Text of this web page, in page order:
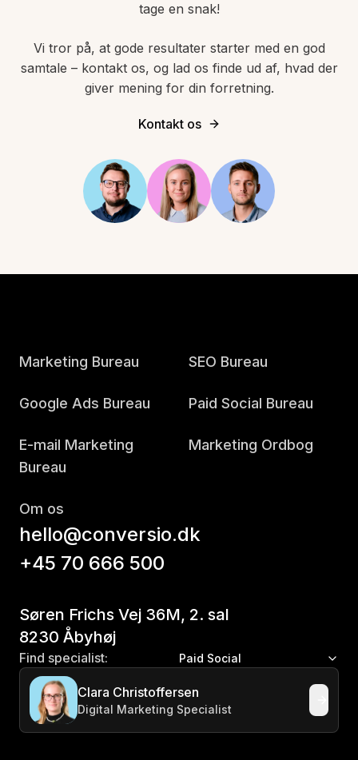
tage en snak!
Vi tror på, at gode resultater starter med en god
samtale – kontakt os, og lad os finde ud af, hvad der
giver mening for din forretning.
Kontakt os
Marketing Bureau SEO Bureau
Google Ads Bureau Paid Social Bureau
E-mail Marketing
Bureau
Marketing Ordbog
Om os
hello@conversio.dk
+45 70 666 500
Søren Frichs Vej 36M, 2. sal
8230 Åbyhøj
Find specialist: Paid Social
Clara Christoffersen
Digital Marketing Specialist